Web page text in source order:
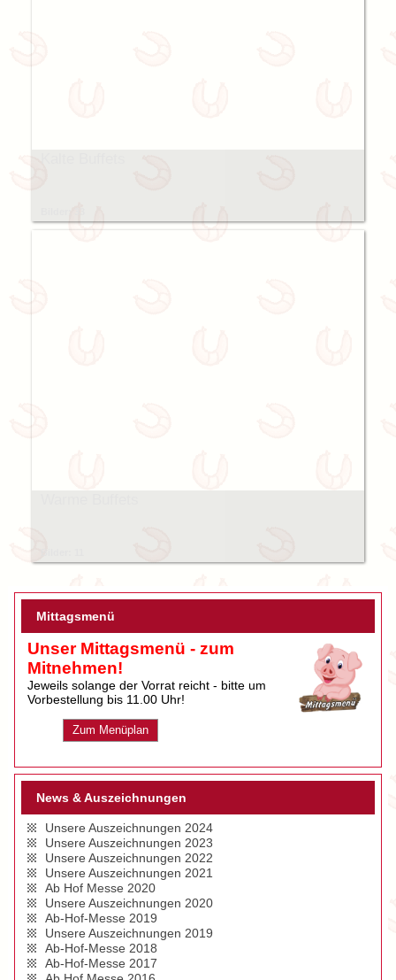
Mittagsmenü
Unser Mittagsmenü - zum
Mitnehmen!
Jeweils solange der Vorrat reicht - bitte um
Vorbestellung bis 11.00 Uhr!
Zum Menüplan
News & Auszeichnungen
Unsere Auszeichnungen 2024
Unsere Auszeichnungen 2023
Unsere Auszeichnungen 2022
Unsere Auszeichnungen 2021
Ab Hof Messe 2020
Unsere Auszeichnungen 2020
Ab-Hof-Messe 2019
Unsere Auszeichnungen 2019
Ab-Hof-Messe 2018
Ab-Hof-Messe 2017